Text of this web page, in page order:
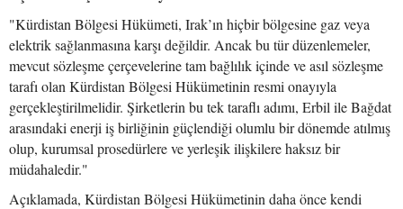
"Kürdistan Bölgesi Hükümeti, Irak’ın hiçbir bölgesine gaz veya
elektrik sağlanmasına karşı değildir. Ancak bu tür düzenlemeler,
mevcut sözleşme çerçevelerine tam bağlılık içinde ve asıl sözleşme
tarafı olan Kürdistan Bölgesi Hükümetinin resmi onayıyla
gerçekleştirilmelidir. Şirketlerin bu tek taraflı adımı, Erbil ile Bağdat
arasındaki enerji iş birliğinin güçlendiği olumlu bir dönemde atılmış
olup, kurumsal prosedürlere ve yerleşik ilişkilere haksız bir
müdahaledir."
Açıklamada, Kürdistan Bölgesi Hükümetinin daha önce kendi